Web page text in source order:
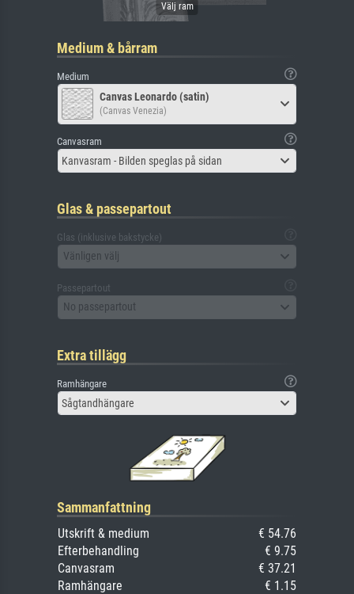
Medium & bårram
Medium
Canvas Leonardo (satin)
(Canvas Venezia)
Canvasram
Kanvasram - Bilden speglas på sidan
Glas & passepartout
Glas (inklusive bakstycke)
Vänligen välj
Passepartout
No passepartout
Extra tillägg
Ramhängare
Sågtandhängare
Sammanfattning
Utskrift & medium
€ 54.76
Efterbehandling
€ 9.75
Canvasram
€ 37.21
Ramhängare
€ 1.15